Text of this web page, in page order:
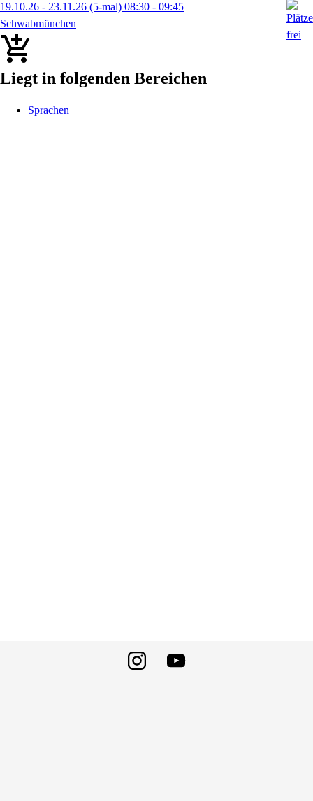
19.10.26 - 23.11.26 (5-mal) 08:30 - 09:45
Schwabmünchen
Liegt in folgenden Bereichen
Sprachen